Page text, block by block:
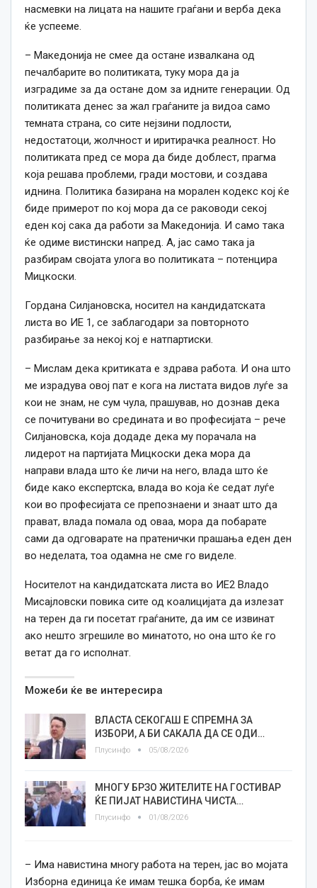
насмевки на лицата на нашите граѓани и верба дека
ќе успееме.
– Македонија не смее да остане извалкана од
печалбарите во политиката, туку мора да ја
изградиме за да остане дом за идните генерации. Од
политиката денес за жал граѓаните ја видоа само
темната страна, со сите нејзини подлости,
недостатоци, жолчност и иритирачка реалност. Но
политиката пред се мора да биде доблест, прагма
која решава проблеми, гради мостови, и создава
иднина. Политика базирана на морален кодекс кој ќе
биде примерот по кој мора да се раководи секој
еден кој сака да работи за Македонија. И само така
ќе одиме вистински напред. А, јас само така ја
разбирам својата улога во политиката – потенцира
Мицкоски.
Гордана Силјановска, носител на кандидатската
листа во ИЕ 1, се заблагодари за повторното
разбирање за некој кој е натпартиски.
– Мислам дека критиката е здрава работа. И она што
ме израдува овој пат е кога на листата видов луѓе за
кои не знам, не сум чула, прашував, но дознав дека
се почитувани во средината и во професијата – рече
Силјановска, која додаде дека му порачала на
лидерот на партијата Мицкоски дека мора да
направи влада што ќе личи на него, влада што ќе
биде како експертска, влада во која ќе седат луѓе
кои во професијата се препознаени и знаат што да
прават, влада помала од оваа, мора да побарате
сами да одговарате на пратенички прашања еден ден
во неделата, тоа одамна не сме го виделе.
Носителот на кандидатската листа во ИЕ2 Владо
Мисајловски повика сите од коалицијата да излезат
на терен да ги посетат граѓаните, да им се извинат
ако нешто згрешиле во минатото, но она што ќе го
ветат да го исполнат.
Можеби ќе ве интересира
ВЛАСТА СЕКОГАШ Е СПРЕМНА ЗА
ИЗБОРИ, А БИ САКАЛА ДА СЕ ОДИ…
Плусинфо 05/08/2026
МНОГУ БРЗО ЖИТЕЛИТЕ НА ГОСТИВАР
ЌЕ ПИЈАТ НАВИСТИНА ЧИСТА…
Плусинфо 01/08/2026
– Има навистина многу работа на терен, јас во мојата
Изборна единица ќе имам тешка борба, ќе имам